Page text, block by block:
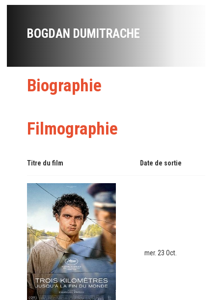
BOGDAN DUMITRACHE
Biographie
Filmographie
Titre du film Date de sortie
mer. 23 Oct.